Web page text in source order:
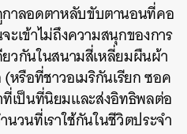
าลอดตาหลับขับตานอนที่คอ
เข้าไม่ถึงความสนุกของการ
วกันในสนามสี่เหลี่ยมผืนผ้า
รือที่ชาวอเมริกันเรียก ซอค
ที่เป็นที่นิยมและส่งอิทธิพลต่อ
วนที่เราใช้กันในชีวิตประจำ